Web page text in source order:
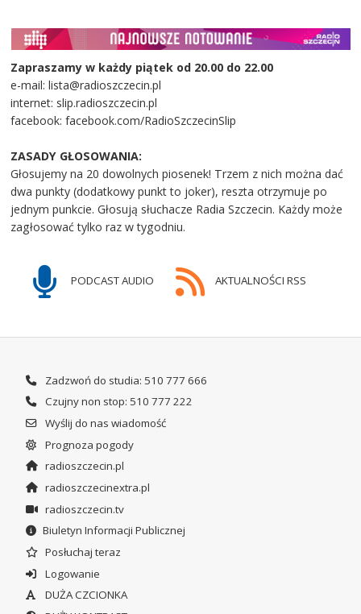
Zapraszamy w każdy piątek od 20.00 do 22.00
e-mail: lista@radioszczecin.pl
internet: slip.radioszczecin.pl
facebook: facebook.com/RadioSzczecinSlip
ZASADY GŁOSOWANIA:
Głosujemy na 20 dowolnych piosenek! Trzem z nich można dać
dwa punkty (dodatkowy punkt to joker), reszta otrzymuje po
jednym punkcie. Głosują słuchacze Radia Szczecin. Każdy może
zagłosować tylko raz w tygodniu.
PODCAST AUDIO AKTUALNOŚCI RSS
Zadzwoń do studia: 510 777 666
Czujny non stop: 510 777 222
Wyślij do nas wiadomość
Prognoza pogody
radioszczecin.pl
radioszczecinextra.pl
radioszczecin.tv
Biuletyn Informacji Publicznej
Posłuchaj teraz
Logowanie
DUŻA CZCIONKA